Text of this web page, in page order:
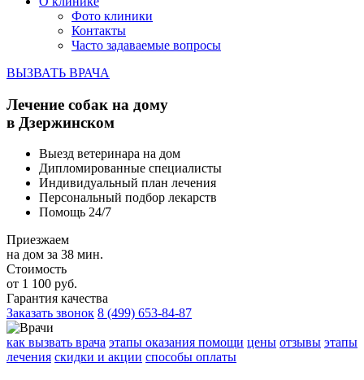
Фото клиники
Контакты
Часто задаваемые вопросы
ВЫЗВАТЬ ВРАЧА
Лечение собак на дому
в Дзержинском
Выезд ветеринара на дом
Дипломированные специалисты
Индивидуальный план лечения
Персональный подбор лекарств
Помощь 24/7
Приезжаем
на дом за 38 мин.
Стоимость
от 1 100 руб.
Гарантия качества
Заказать звонок 8 (499) 653-84-87
как вызвать врача этапы оказания помощи цены отзывы этапы
лечения скидки и акции способы оплаты